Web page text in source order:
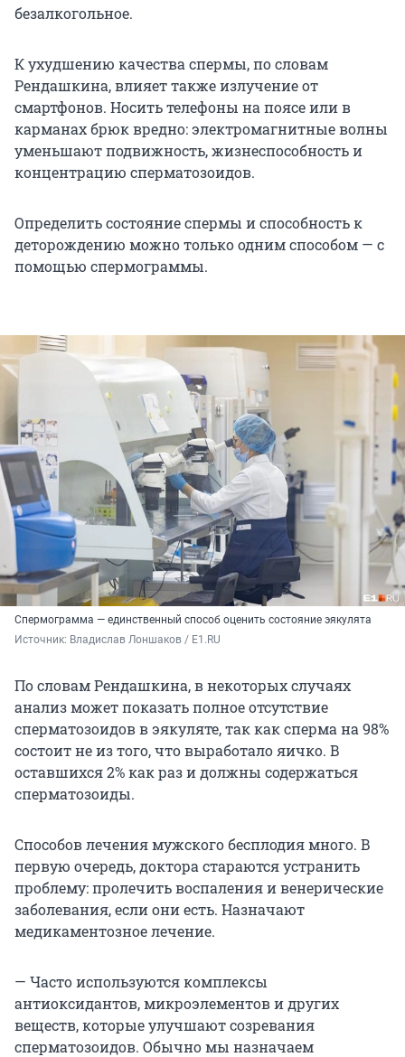
безалкогольное.
К ухудшению качества спермы, по словам
Рендашкина, влияет также излучение от
смартфонов. Носить телефоны на поясе или в
карманах брюк вредно: электромагнитные волны
уменьшают подвижность, жизнеспособность и
концентрацию сперматозоидов.
Определить состояние спермы и способность к
деторождению можно только одним способом — с
помощью спермограммы.
Спермограмма — единственный способ оценить состояние эякулята
Источник: Владислав Лоншаков / E1.RU
По словам Рендашкина, в некоторых случаях
анализ может показать полное отсутствие
сперматозоидов в эякуляте, так как сперма на 98%
состоит не из того, что выработало яичко. В
оставшихся 2% как раз и должны содержаться
сперматозоиды.
Способов лечения мужского бесплодия много. В
первую очередь, доктора стараются устранить
проблему: пролечить воспаления и венерические
заболевания, если они есть. Назначают
медикаментозное лечение.
— Часто используются комплексы
антиоксидантов, микроэлементов и других
веществ, которые улучшают созревания
сперматозоидов. Обычно мы назначаем